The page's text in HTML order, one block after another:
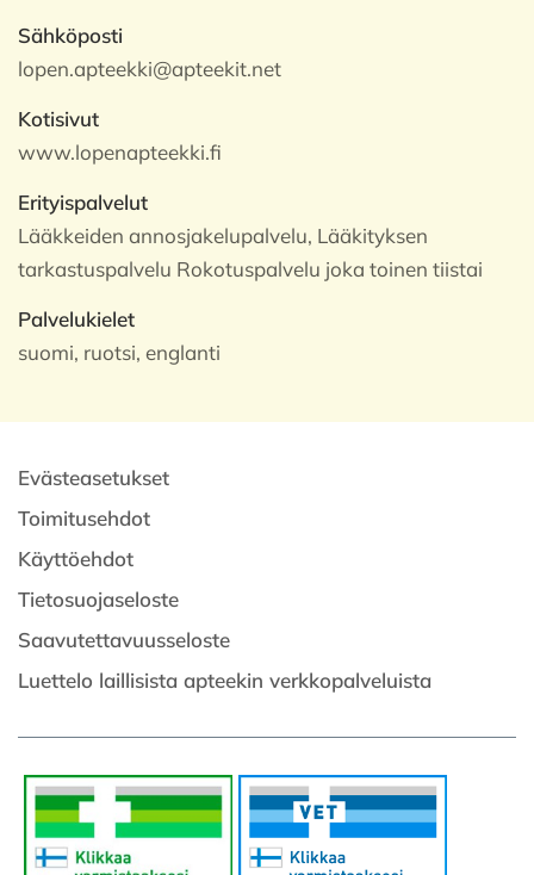
Sähköposti
lopen.apteekki@apteekit.net
Kotisivut
www.lopenapteekki.fi
Erityispalvelut
Lääkkeiden annosjakelupalvelu, Lääkityksen
tarkastuspalvelu Rokotuspalvelu joka toinen tiistai
Palvelukielet
suomi, ruotsi, englanti
Evästeasetukset
Toimitusehdot
Käyttöehdot
Tietosuojaseloste
Saavutettavuusseloste
Luettelo laillisista apteekin verkkopalveluista